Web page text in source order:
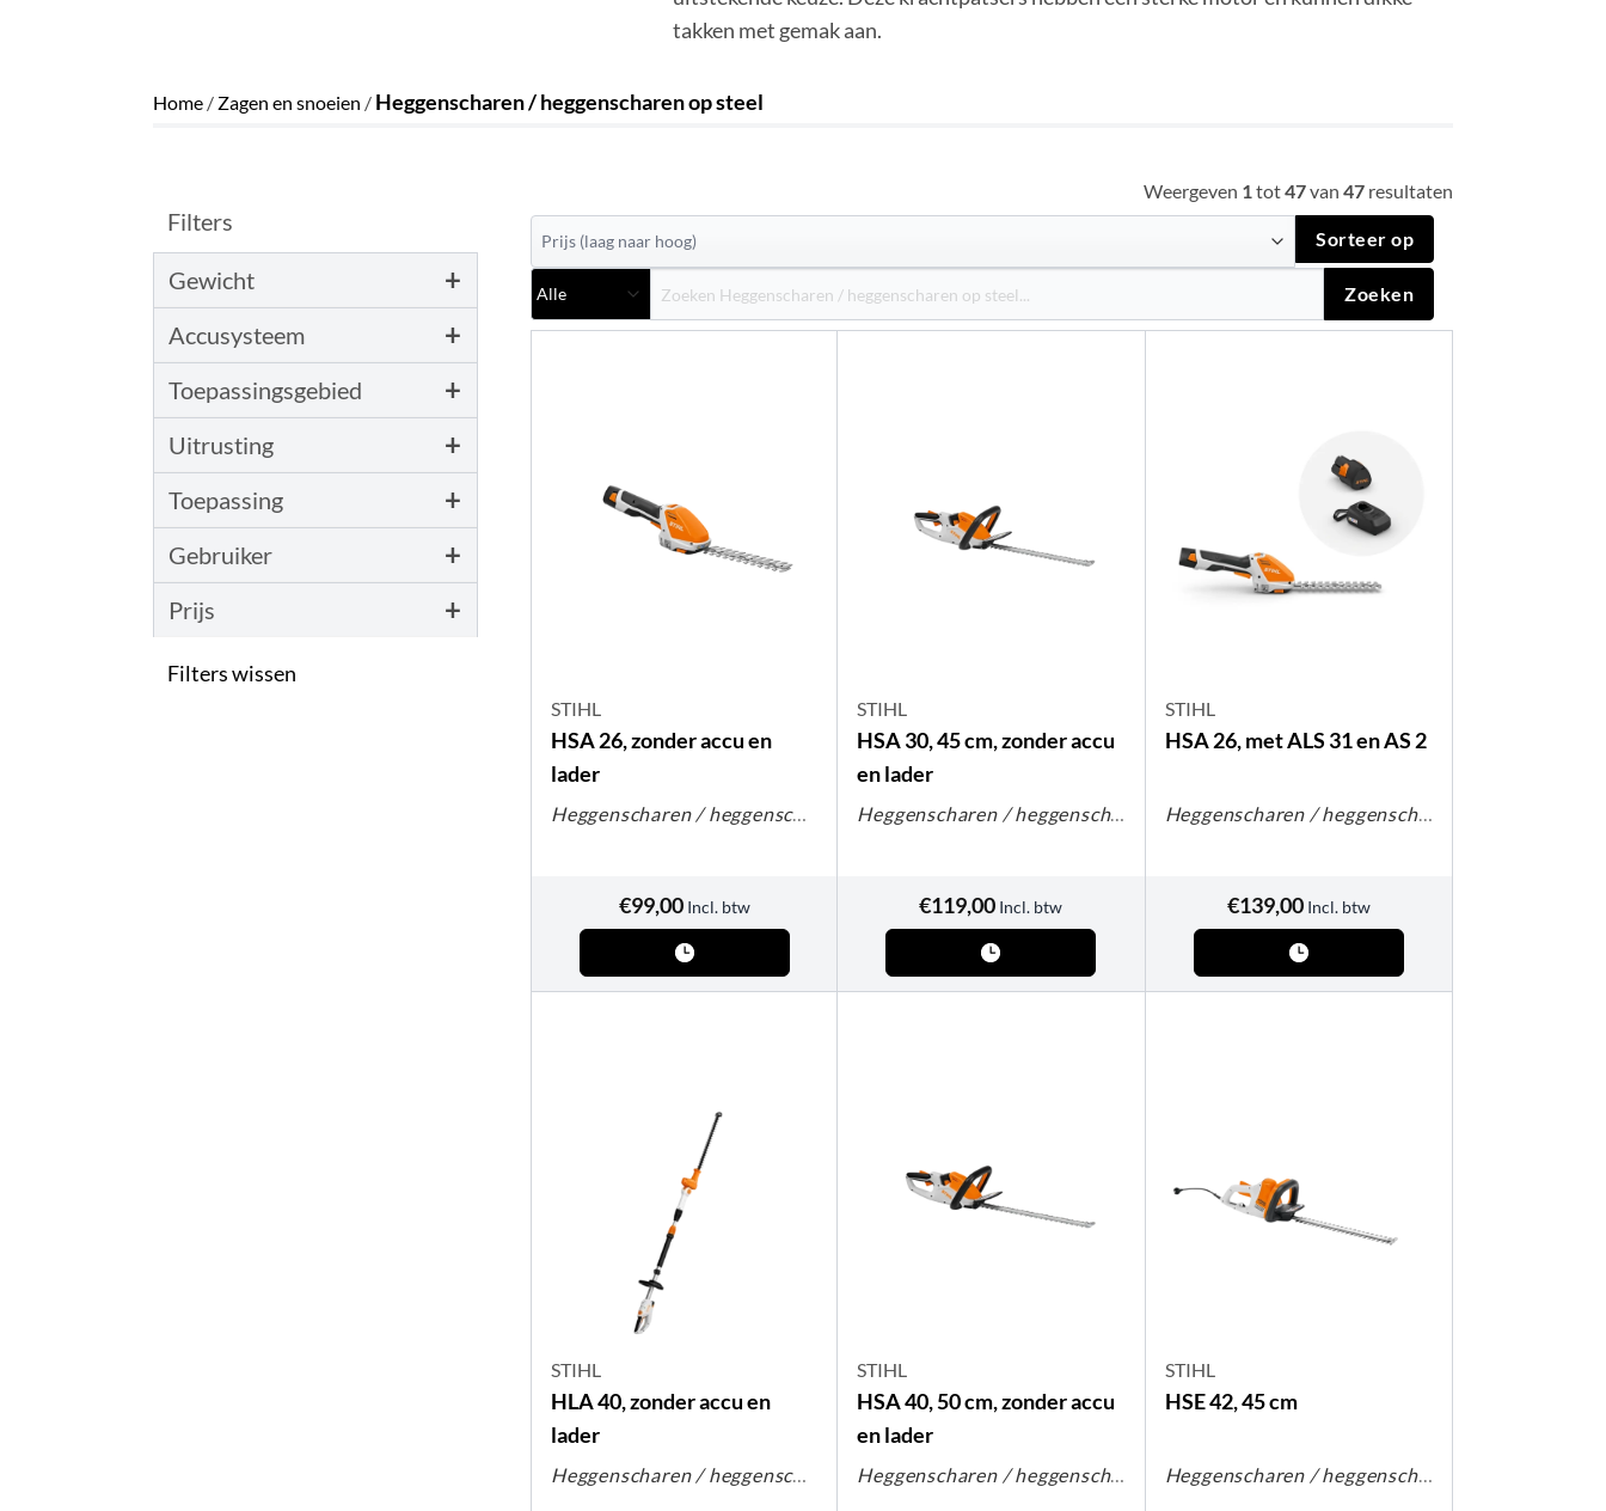
takken met gemak aan.
Home / Zagen en snoeien / Heggenscharen / heggenscharen op steel
Filters
Gewicht +
Accusysteem +
Toepassingsgebied +
Uitrusting +
Toepassing +
Gebruiker +
Prijs +
Filters wissen
Weergeven 1tot47van 47 resultaten
Sorteer op
Zoeken
STIHL
HSA 26, zonder accu en
lader
Heggenscharen / heggenscharen op steel
€99,00 Incl. btw
STIHL
HSA 30, 45 cm, zonder accu
en lader
Heggenscharen / heggenscharen op steel
€119,00 Incl. btw
STIHL
HSA 26, met ALS 31 en AS 2
Heggenscharen / heggenscharen op steel
€139,00 Incl. btw
STIHL
HLA 40, zonder accu en
lader
Heggenscharen / heggenscharen op steel
STIHL
HSA 40, 50 cm, zonder accu
en lader
Heggenscharen / heggenscharen op steel
STIHL
HSE 42, 45 cm
Heggenscharen / heggenscharen op steel